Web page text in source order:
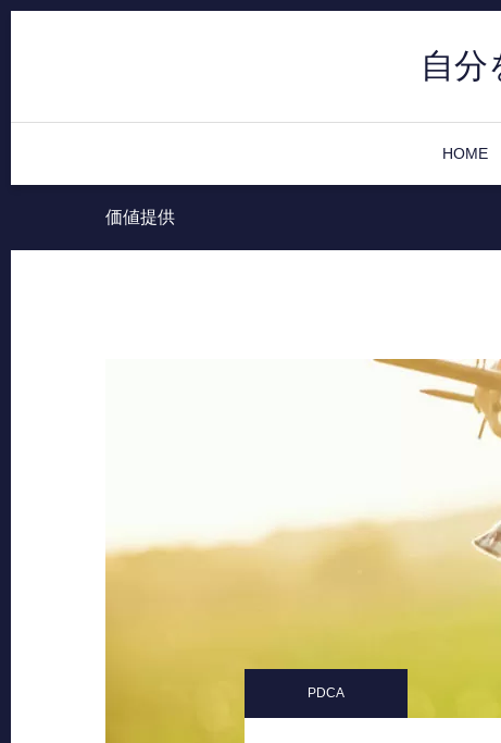
自分
HOME
価値提供
PDCA